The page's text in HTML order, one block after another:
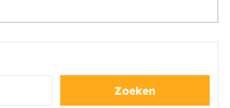
Zoeken